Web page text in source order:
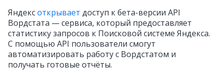
Яндексоткрывает доступ к бета-версии API
Вордстата — сервиса, который предоставляет
статистику запросов к Поисковой системе Яндекса.
С помощью API пользователи смогут
автоматизировать работу с Вордстатом и
получать готовые отчёты.